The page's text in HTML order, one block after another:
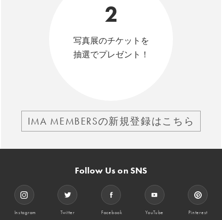
2
写真展のチケットを
抽選でプレゼント！
IMA MEMBERSの新規登録はこちら
Follow Us on SNS
Instagram Twitter Facebook YouTube Pinterest